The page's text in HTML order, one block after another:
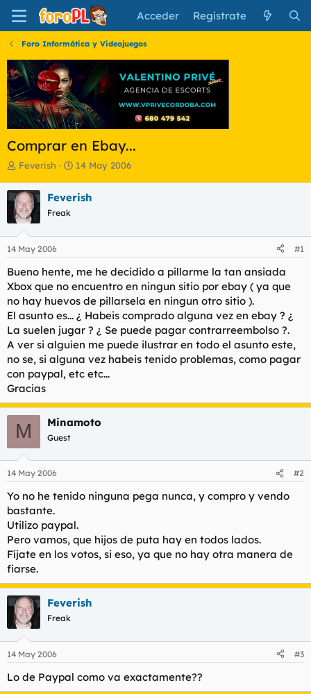
Acceder Regístrate
Foro Informática y Videojuegos
Comprar en Ebay...
I
i
c
i
a
d
o
d
e
l
t
e
a
Feverish
F
h
e
i
c
i
o
14 May 2006
Feverish
Freak
14 May 2006 #1
Bueno hente, me he decidido a pillarme la tan ansiada
Xbox que no encuentro en ningun sitio por ebay ( ya que
no hay huevos de pillarsela en ningun otro sitio ).
El asunto es... ¿ Habeis comprado alguna vez en ebay ? ¿
La suelen jugar ? ¿ Se puede pagar contrarreembolso ?.
A ver si alguien me puede ilustrar en todo el asunto este,
no se, si alguna vez habeis tenido problemas, como pagar
con paypal, etc etc...
Gracias
M Minamoto
Guest
14 May 2006 #2
Yo no he tenido ninguna pega nunca, y compro y vendo
bastante.
Utilizo paypal.
Pero vamos, que hijos de puta hay en todos lados.
Fíjate en los votos, si eso, ya que no hay otra manera de
fiarse.
Feverish
Freak
14 May 2006 #3
Lo de Paypal como va exactamente??